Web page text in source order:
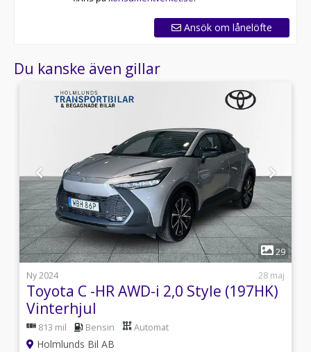
Ansök om lånelöfte
Du kanske även gillar
1
29
Ny 2024
28 maj
Toyota C -HR AWD-i 2,0 Style (197HK)
Vinterhjul
813 mil Bensin Automat
Holmlunds Bil AB